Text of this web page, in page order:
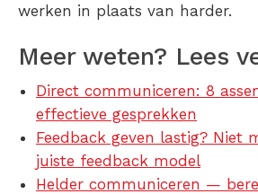
werken in plaats van harder.
Meer weten? Lees
Direct communiceren: 8
effectieve gesprekken
Feedback geven lastig? Niet
juiste feedback model
Helder communiceren —